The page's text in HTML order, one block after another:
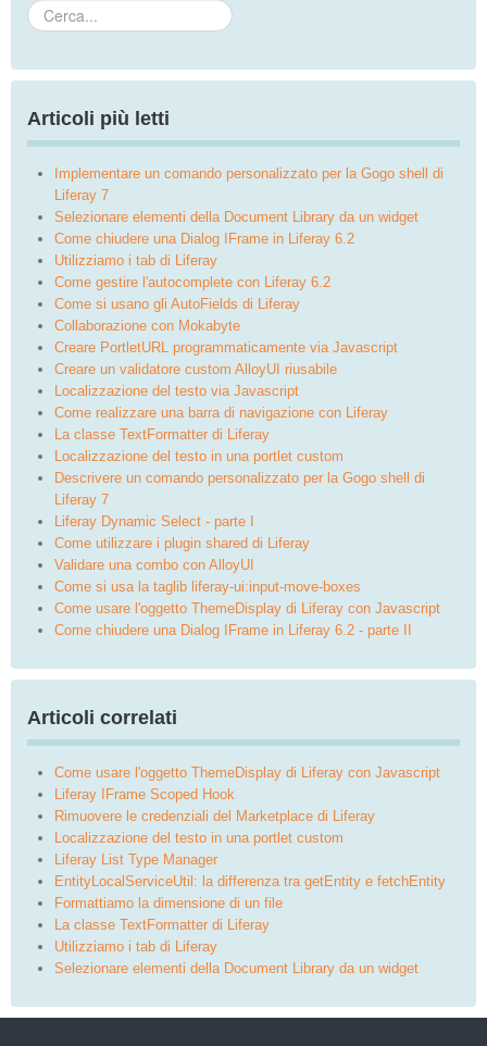
Cerca...
Articoli più letti
Implementare un comando personalizzato per la Gogo shell di
Liferay 7
Selezionare elementi della Document Library da un widget
Come chiudere una Dialog IFrame in Liferay 6.2
Utilizziamo i tab di Liferay
Come gestire l'autocomplete con Liferay 6.2
Come si usano gli AutoFields di Liferay
Collaborazione con Mokabyte
Creare PortletURL programmaticamente via Javascript
Creare un validatore custom AlloyUI riusabile
Localizzazione del testo via Javascript
Come realizzare una barra di navigazione con Liferay
La classe TextFormatter di Liferay
Localizzazione del testo in una portlet custom
Descrivere un comando personalizzato per la Gogo shell di
Liferay 7
Liferay Dynamic Select - parte I
Come utilizzare i plugin shared di Liferay
Validare una combo con AlloyUI
Come si usa la taglib liferay-ui:input-move-boxes
Come usare l'oggetto ThemeDisplay di Liferay con Javascript
Come chiudere una Dialog IFrame in Liferay 6.2 - parte II
Articoli correlati
Come usare l'oggetto ThemeDisplay di Liferay con Javascript
Liferay IFrame Scoped Hook
Rimuovere le credenziali del Marketplace di Liferay
Localizzazione del testo in una portlet custom
Liferay List Type Manager
EntityLocalServiceUtil: la differenza tra getEntity e fetchEntity
Formattiamo la dimensione di un file
La classe TextFormatter di Liferay
Utilizziamo i tab di Liferay
Selezionare elementi della Document Library da un widget